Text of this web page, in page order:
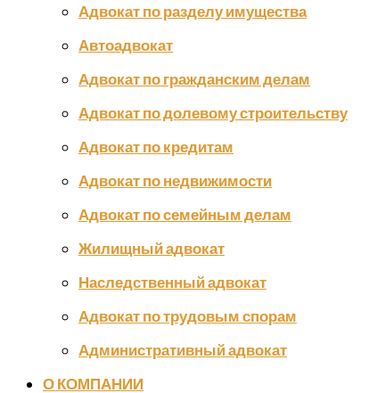
Адвокат по разделу имущества
Автоадвокат
Адвокат по гражданским делам
Адвокат по долевому строительству
Адвокат по кредитам
Адвокат по недвижимости
Адвокат по семейным делам
Жилищный адвокат
Наследственный адвокат
Адвокат по трудовым спорам
Административный адвокат
О КОМПАНИИ